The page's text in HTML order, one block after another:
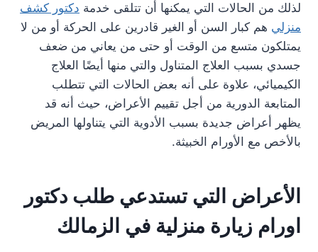
لذلك من الحالات التي يمكنها أن تتلقى خدمة دكتور كشف
منزلي هم كبار السن أو الغير قادرين على الحركة أو من لا
يمتلكون متسع من الوقت أو حتى من يعاني من ضعف
جسدي بسبب العلاج المتناول والتي منها أيضًا العلاج
الكيميائي، علاوة على أنه بعض الحالات التي تتطلب
المتابعة الدورية من أجل تقييم الأعراض، حيث أنه قد
يظهر أعراض جديدة بسبب الأدوية التي يتناولها المريض
بالأخص مع الأورام الخبيثة.
الأعراض التي تستدعي طلب دكتور
اورام زيارة منزلية في الزمالك